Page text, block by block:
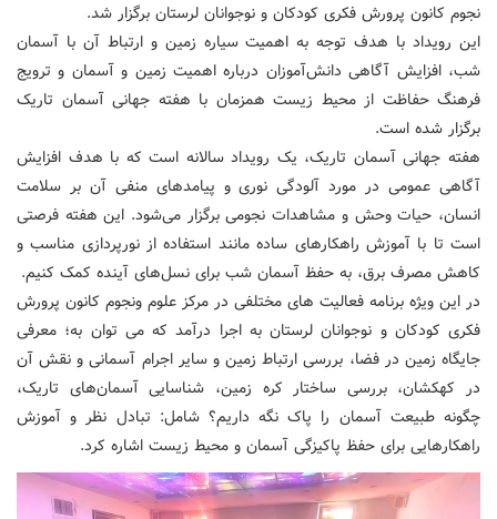
نجوم کانون پرورش فکری کودکان و نوجوانان لرستان برگزار شد.
این رویداد با هدف توجه به اهمیت سیاره زمین و ارتباط آن با آسمان
شب، افزایش آگاهی دانش‌آموزان درباره اهمیت زمین و آسمان و ترویج
فرهنگ حفاظت از محیط زیست همزمان با هفته جهانی آسمان تاریک
برگزار شده است.
هفته جهانی آسمان تاریک، یک رویداد سالانه است که با هدف افزایش
آگاهی عمومی در مورد آلودگی نوری و پیامدهای منفی آن بر سلامت
انسان، حیات وحش و مشاهدات نجومی برگزار می‌شود. این هفته فرصتی
است تا با آموزش راهکارهای ساده مانند استفاده از نورپردازی مناسب و
کاهش مصرف برق، به حفظ آسمان شب برای نسل‌های آینده کمک کنیم.
در این ویژه برنامه فعالیت های مختلفی در مرکز علوم ونجوم کانون پرورش
فکری کودکان و نوجوانان لرستان به اجرا درآمد که می توان به؛ معرفی
جایگاه زمین در فضا، بررسی ارتباط زمین و سایر اجرام آسمانی و نقش آن
در کهکشان، بررسی ساختار کره زمین، شناسایی آسمان‌های تاریک،
چگونه طبیعت آسمان را پاک نگه داریم؟ شامل: تبادل نظر و آموزش
راهکارهایی برای حفظ پاکیزگی آسمان و محیط زیست اشاره کرد.